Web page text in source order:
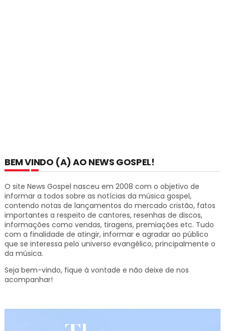
BEM VINDO (A) AO NEWS GOSPEL!
O site News Gospel nasceu em 2008 com o objetivo de
informar a todos sobre as notícias da música gospel,
contendo notas de lançamentos do mercado cristão, fatos
importantes a respeito de cantores, resenhas de discos,
informações como vendas, tiragens, premiações etc. Tudo
com a finalidade de atingir, informar e agradar ao público
que se interessa pelo universo evangélico, principalmente o
da música.
Seja bem-vindo, fique à vontade e não deixe de nos
acompanhar!